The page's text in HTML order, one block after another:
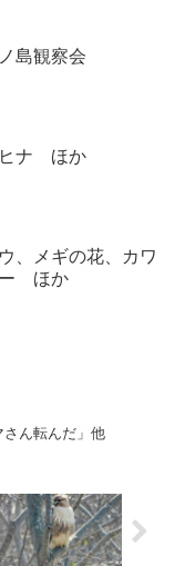
島観察会
ナ ほか
、メギの花、カワ
ー ほか
さん転んだ」他